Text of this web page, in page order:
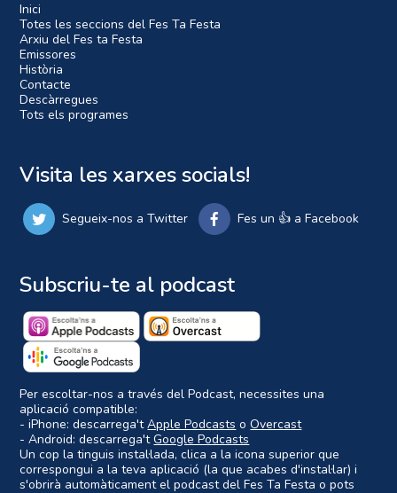
Inici
Totes les seccions del Fes Ta Festa
Arxiu del Fes ta Festa
Emissores
Història
Contacte
Descàrregues
Tots els programes
Visita les xarxes socials!
Segueix-nos a Twitter Fes un 👍 a Facebook
Subscriu-te al podcast
Per escoltar-nos a través del Podcast, necessites una
aplicació compatible:
- iPhone: descarrega'tApple Podcasts oOvercast
- Android: descarrega'tGoogle Podcasts
Un cop la tinguis instal·lada, clica a la icona superior que
correspongui a la teva aplicació (la que acabes d'instal·lar) i
s'obrirà automàticament el podcast del Fes Ta Festa o pots